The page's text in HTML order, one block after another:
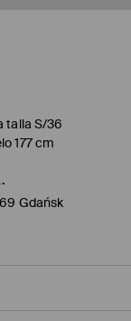
talla S/36
177 cm
Gdańsk